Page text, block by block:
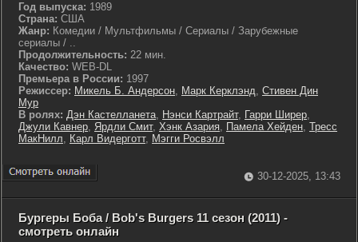
Год выпуска: 1989
Страна: США
Жанр: Комедии / Мультфильмы / Сериалы / Зарубежные
сериалы / ..
Продолжительность: 22 мин.
Качество: WEB-DL
Премьера в России: 1997
Режиссер: Микель Б. Андерсон, Марк Керклэнд, Стивен Дин
Мур
В ролях: Дэн Кастелланета, Нэнси Картрайт, Гарри Ширер,
Джули Кавнер, Ярдли Смит, Хэнк Азария, Памела Хейден, Тресс
МакНилл, Карл Видерготт, Мэгги Росвэлл
30-12-2025, 13:43
Бургеры Боба / Bob's Burgers 11 сезон (2011) -
смотреть онлайн